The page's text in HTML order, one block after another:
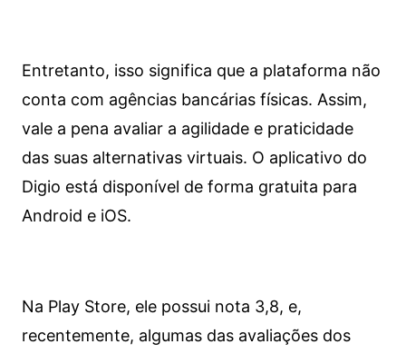
Entretanto, isso significa que a plataforma não
conta com agências bancárias físicas. Assim,
vale a pena avaliar a agilidade e praticidade
das suas alternativas virtuais. O aplicativo do
Digio está disponível de forma gratuita para
Android e iOS.
Na Play Store, ele possui nota 3,8, e,
recentemente, algumas das avaliações dos